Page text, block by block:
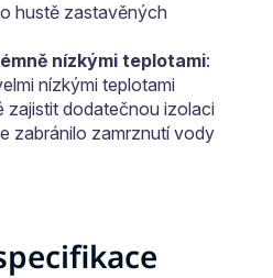
hustě zastavěných
nízkými teplotami:
nízkými teplotami
zajistit dodatečnou izolaci
zabránilo zamrznutí vody